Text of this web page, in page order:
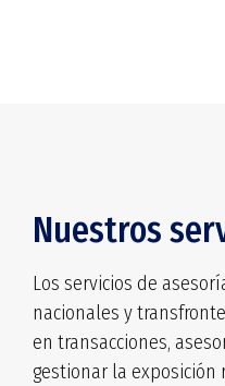
Nuestros
Los servicios de
nacionales y
en transacciones,
gestionar la exposición